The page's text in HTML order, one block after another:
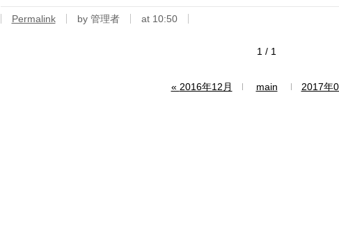
Permalink by 管理者 at 10:50
1 / 1
« 2016年12月 main 2017年